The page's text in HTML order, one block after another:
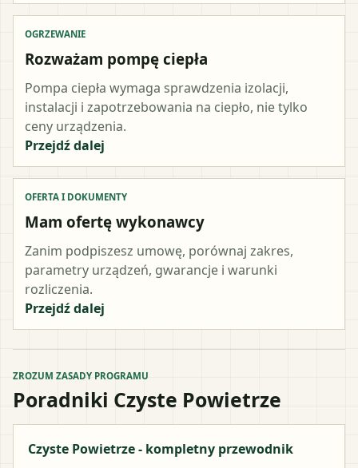
OGRZEWANIE
Rozważam pompę ciepła
Pompa ciepła wymaga sprawdzenia izolacji,
instalacji i zapotrzebowania na ciepło, nie tylko
ceny urządzenia.
Przejdź dalej
OFERTA I DOKUMENTY
Mam ofertę wykonawcy
Zanim podpiszesz umowę, porównaj zakres,
parametry urządzeń, gwarancje i warunki
rozliczenia.
Przejdź dalej
ZROZUM ZASADY PROGRAMU
Poradniki Czyste Powietrze
Czyste Powietrze - kompletny przewodnik